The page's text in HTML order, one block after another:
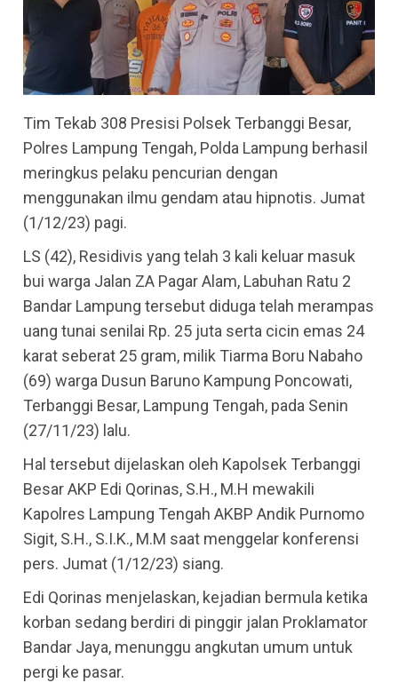
Tim Tekab 308 Presisi Polsek Terbanggi Besar,
Polres Lampung Tengah, Polda Lampung berhasil
meringkus pelaku pencurian dengan
menggunakan ilmu gendam atau hipnotis. Jumat
(1/12/23) pagi.
LS (42), Residivis yang telah 3 kali keluar masuk
bui warga Jalan ZA Pagar Alam, Labuhan Ratu 2
Bandar Lampung tersebut diduga telah merampas
uang tunai senilai Rp. 25 juta serta cicin emas 24
karat seberat 25 gram, milik Tiarma Boru Nabaho
(69) warga Dusun Baruno Kampung Poncowati,
Terbanggi Besar, Lampung Tengah, pada Senin
(27/11/23) lalu.
Hal tersebut dijelaskan oleh Kapolsek Terbanggi
Besar AKP Edi Qorinas, S.H., M.H mewakili
Kapolres Lampung Tengah AKBP Andik Purnomo
Sigit, S.H., S.I.K., M.M saat menggelar konferensi
pers. Jumat (1/12/23) siang.
Edi Qorinas menjelaskan, kejadian bermula ketika
korban sedang berdiri di pinggir jalan Proklamator
Bandar Jaya, menunggu angkutan umum untuk
pergi ke pasar.